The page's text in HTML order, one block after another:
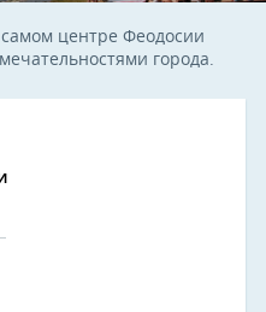
центре Феодосии
города.